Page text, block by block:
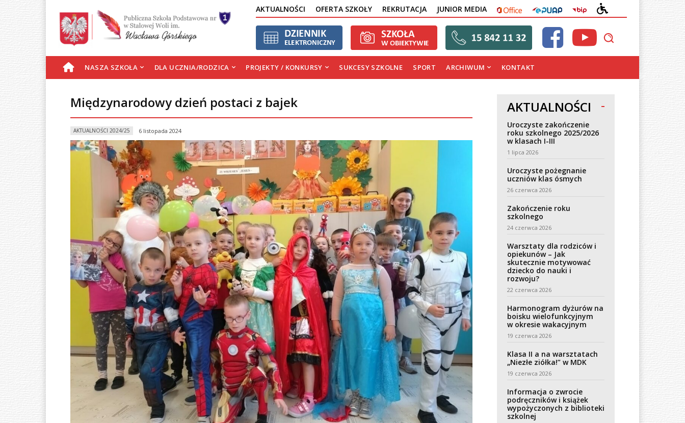
AKTUALNOŚCI OFERTA SZKOŁY REKRUTACJA JUNIOR MEDIA OFFICE EPUAP BIP
DOSTĘPNOŚCI
S
O
Ó
W
NASZA SZKOŁA DLA UCZNIA/RODZICA PROJEKTY / KONKURSY SUKCESY SZKOLNE SPORT ARCHIWUM KONTAKT
Międzynarodowy dzień postaci z bajek
AKTUALNOŚCI 2024/25 6 listopada 2024
AKTUALNOŚCI
Uroczyste zakończenie
roku szkolnego 2025/2026
w klasach I-III
1 lipca 2026
Uroczyste pożegnanie
uczniów klas ósmych
26 czerwca 2026
Zakończenie roku
szkolnego
24 czerwca 2026
Warsztaty dla rodziców i
opiekunów – Jak
skutecznie motywować
dziecko do nauki i
rozwoju?
22 czerwca 2026
Harmonogram dyżurów na
boisku wielofunkcyjnym
w okresie wakacyjnym
19 czerwca 2026
Klasa II a na warsztatach
„Niezłe ziółka!” w MDK
19 czerwca 2026
Informacja o zwrocie
podręczników i książek
wypożyczonych z biblioteki
szkolnej